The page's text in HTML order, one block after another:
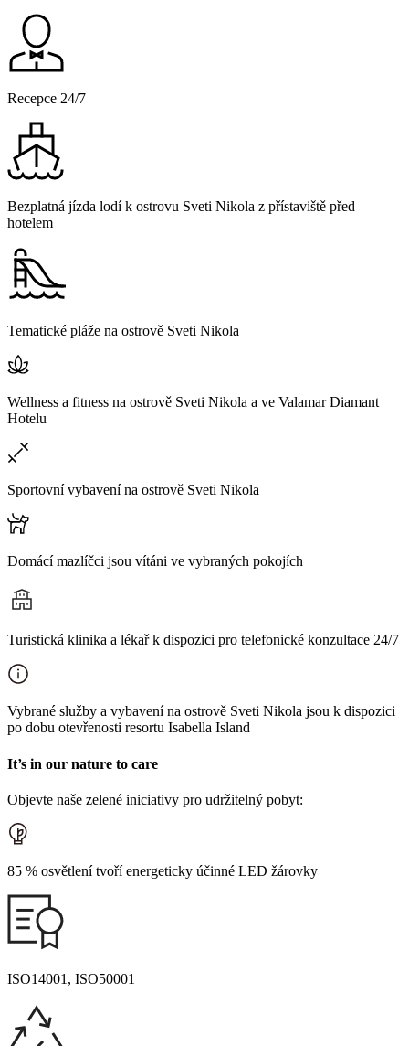
Recepce 24/7
Bezplatná jízda lodí k ostrovu Sveti Nikola z přístaviště před
hotelem
Tematické pláže na ostrově Sveti Nikola
Wellness a fitness na ostrově Sveti Nikola a ve Valamar Diamant
Hotelu
Sportovní vybavení na ostrově Sveti Nikola
Domácí mazlíčci jsou vítáni ve vybraných pokojích
Turistická klinika a lékař k dispozici pro telefonické konzultace 24/7
Vybrané služby a vybavení na ostrově Sveti Nikola jsou k dispozici
po dobu otevřenosti resortu Isabella Island
It’s in our nature to care
Objevte naše zelené iniciativy pro udržitelný pobyt:
85 % osvětlení tvoří energeticky účinné LED žárovky
ISO14001, ISO50001